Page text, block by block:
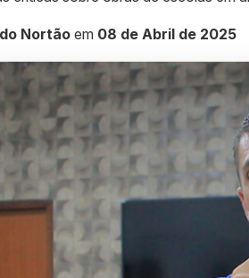
Nortão em 08 de Abril de 2025